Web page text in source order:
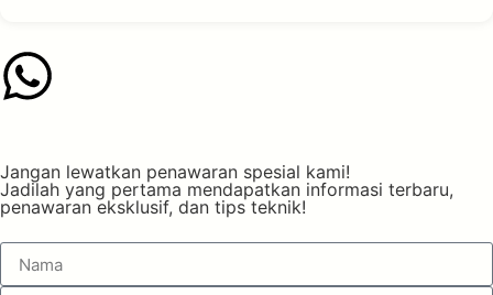
Jangan lewatkan penawaran spesial kami!
Jadilah yang pertama mendapatkan informasi terbaru,
penawaran eksklusif, dan tips teknik!